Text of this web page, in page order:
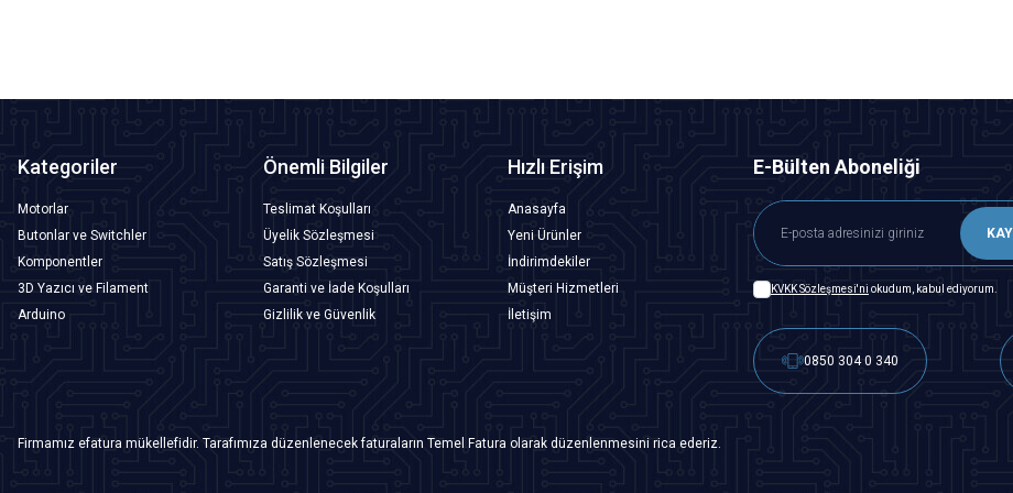
Kategoriler
Motorlar
Butonlar ve Switchler
Komponentler
3D Yazıcı ve Filament
Arduino
Önemli Bilgiler
Teslimat Koşulları
Üyelik Sözleşmesi
Satış Sözleşmesi
Garanti ve İade Koşulları
Gizlilik ve Güvenlik
Hızlı Erişim
Anasayfa
Yeni Ürünler
İndirimdekiler
Müşteri Hizmetleri
İletişim
E-Bülten Aboneliği
KVKK Sözleşmesi'ni okudum, kabul ediyorum.
0850 304 0 340
Firmamız efatura mükellefidir. Tarafımıza düzenlenecek faturaların Temel Fatura olarak düzenlenmesini rica ederiz.